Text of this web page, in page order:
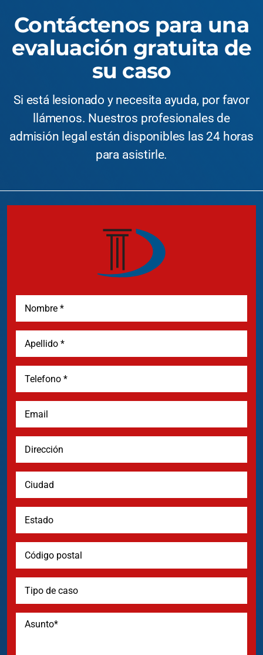
Contáctenos para una
evaluación gratuita de
su caso
Si está lesionado y necesita ayuda, por favor
llámenos. Nuestros profesionales de
admisión legal están disponibles las 24 horas
para asistirle.